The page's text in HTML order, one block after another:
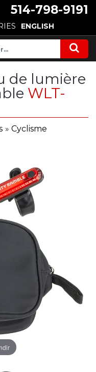
514-798-9191
ENGLISH
de lumière
WLT-
» Cyclisme